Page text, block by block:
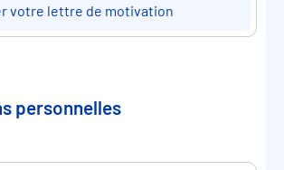
votre lettre de motivation
personnelles